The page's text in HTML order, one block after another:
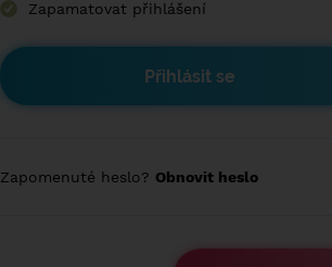
Zapamatovat přihlášení
Zapomenuté heslo? Obnovit heslo